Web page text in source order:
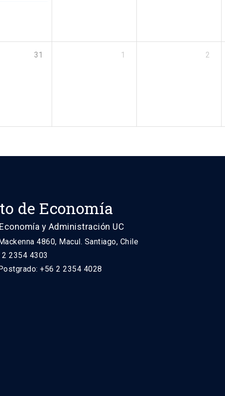
31 1 2
de Economía
y Administración UC
4860, Macul. Santiago, Chile
2354 4303
+56 2 2354 4028